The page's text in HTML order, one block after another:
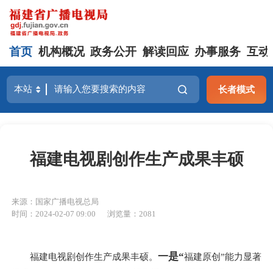
首页 机构概况 政务公开 解读回应 办事服务 互动
长者模式
福建电视剧创作生产成果丰硕
来源：国家广播电视总局
时间：2024-02-07 09:00
浏览量：2081
福建电视剧创作生产成果丰硕。 一是“福建原创”能力显著